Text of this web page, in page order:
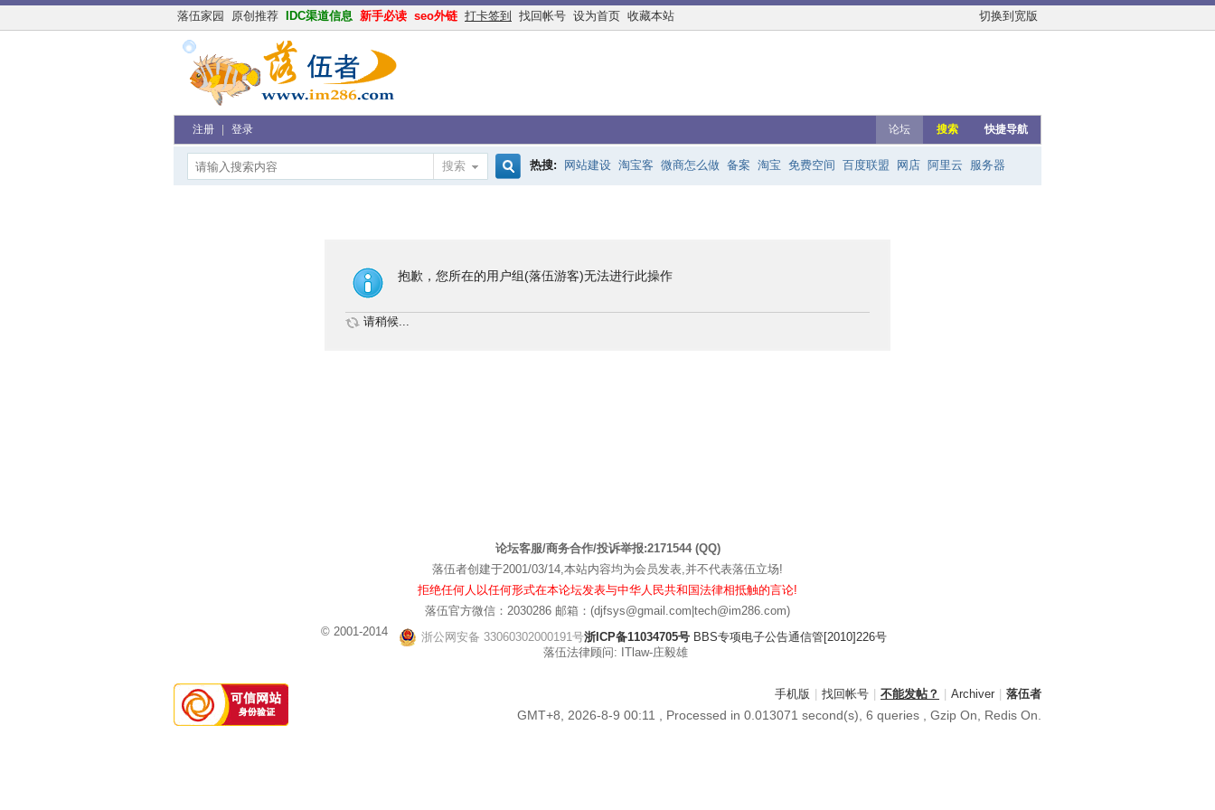
落伍家园 原创推荐 IDC渠道信息 新手必读 seo外链 打卡签到 找回帐号 设为首页 收藏本站 切换到宽版
注册 登录 论坛 搜索 快捷导航
搜索
索
热搜: 网站建设 淘宝客 微商怎么做 备案 淘宝 免费空间 百度联盟 网店 阿里云 服务器
抱歉，您所在的用户组(落伍游客)无法进行此操作
请稍候...
论坛客服/商务合作/投诉举报:2171544 (QQ)
落伍者创建于2001/03/14,本站内容均为会员发表,并不代表落伍立场!
拒绝任何人以任何形式在本论坛发表与中华人民共和国法律相抵触的言论!
落伍官方微信：2030286 邮箱：(djfsys@gmail.com|tech@im286.com)
© 2001-2014
浙公网安备 33060302000191号浙ICP备11034705号 BBS专项电子公告通信管[2010]226号
落伍法律顾问: ITlaw-庄毅雄
手机版 找回帐号 不能发帖？ Archiver 落伍者
GMT+8, 2026-8-9 00:11 , Processed in 0.013071 second(s), 6 queries , Gzip On, Redis On.